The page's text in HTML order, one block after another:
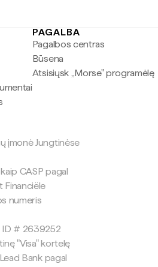
PAGALBA
Pagalbos centras
Būsena
Atsisiųsk „Morse" programėlę
įmonė Jungtinėse
CASP pagal
Financiële
numeris
ID # 2639252
"Visa" kortelę
Bank pagal